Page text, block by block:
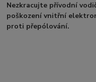
Nezkracujte přívodní
poškození vnitřní
proti přepólování.